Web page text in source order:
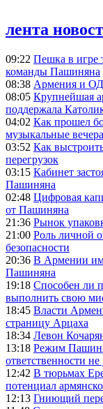
лента
09:22 Пешка в игре
команды Пашиняна
08:38 Армения и
08:05 Крупнейшая
поддержала
04:02 Как прошел
музыкальные
03:52 Как
перегрузок
03:15 Кабинет
Пашиняна
02:48 Цифровая
от Пашиняна
21:36 Рынок
21:00 Роль личной
безопасности
20:36 В Армении
Пашиняна
19:18 Способен ли
выполнить свою
18:45 Власти
страницу Арцаха
18:34 Левон
13:18 Режим
ответственности
12:42 В тюрьмах
потенциал
12:13 Гниющий